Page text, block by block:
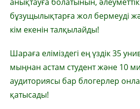
бұзущылықтарға жол бермеуді
кім екенін талқылайды!
Шараға еліміздегі ең үздік 35
мыңнан астам студент және 10
аудиториясы бар блогерлер
қатысады!